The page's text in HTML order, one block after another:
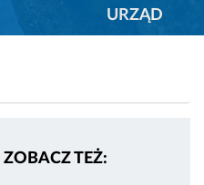
URZĄD
ZOBACZ TEŻ: